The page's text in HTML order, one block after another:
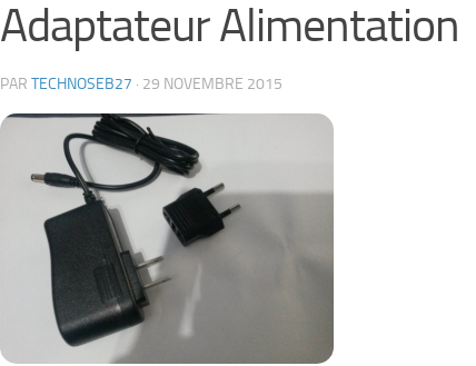
Adaptateur Alimentation
PAR TECHNOSEB27 · 29 NOVEMBRE 2015